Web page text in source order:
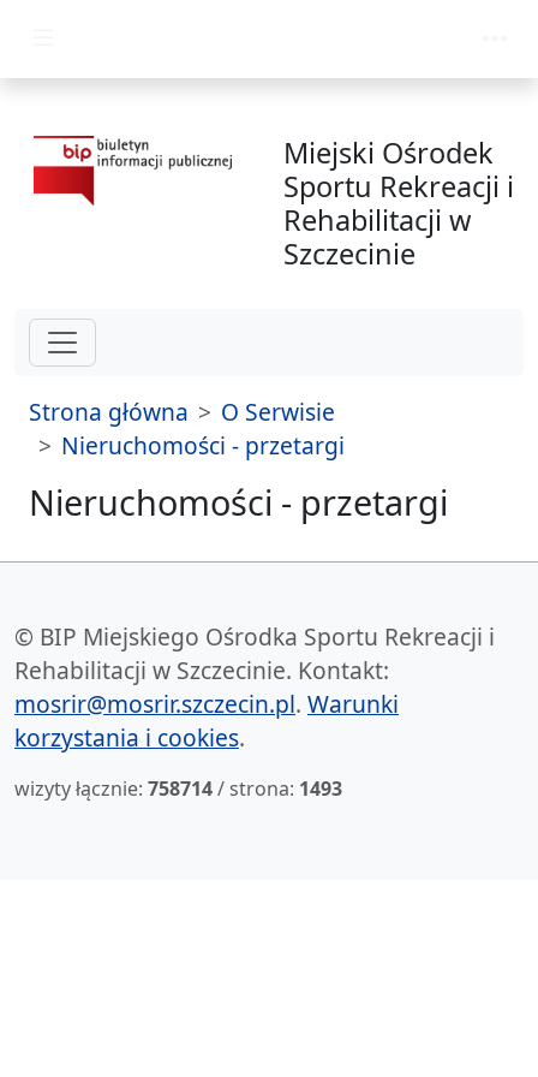
Miejski Ośrodek
Sportu Rekreacji i
Rehabilitacji w
Szczecinie
Strona główna
O Serwisie
Nieruchomości - przetargi
Nieruchomości - przetargi
© BIP Miejskiego Ośrodka Sportu Rekreacji i
Rehabilitacji w Szczecinie. Kontakt:
mosrir@mosrir.szczecin.pl. Warunki
korzystania i cookies.
wizyty łącznie: 758714/ strona: 1493